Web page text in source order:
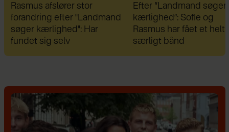
Efter “Landmand søger
kærlighed”: Sofie og
Rasmus har fået et helt
særligt bånd
Efter brud: Sofie
og Daniel Lazrak har
skjul